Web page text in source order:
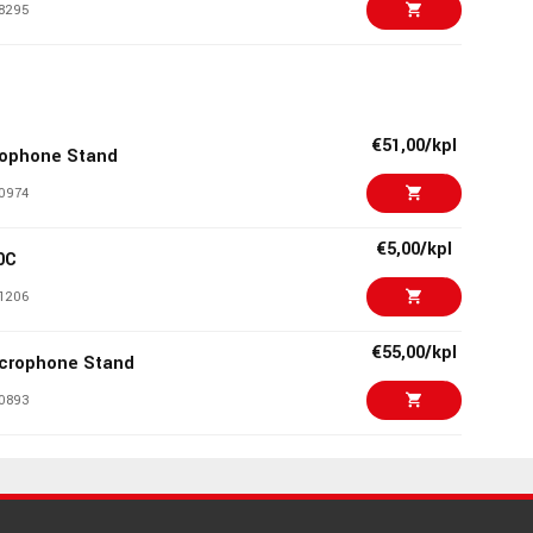
Microphone €48,00/kpl
€40,00/kpl
€55,00/kpl
Stand
Stand €51,00/kpl
€5,00/kpl
Stand €55,00/kpl